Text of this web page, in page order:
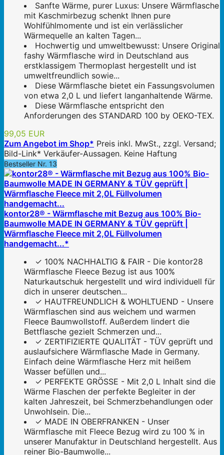
Sanfte Wärme, purer Luxus: Unsere Wärmflasche
mit Kaschmirbezug schenkt Ihnen pure
Wohlfühlmomente und ist ein verlässlicher
Wärmequelle an kalten Tagen...
Hochwertig und umweltbewusst: Unsere Original
fashy Wärmflasche wird in Deutschland aus
erstklassigem Thermoplast hergestellt und ist
umweltfreundlich sowie...
Diese Wärmflasche bietet ein Fassungsvolumen
von etwa 2,0 L und liefert langanhaltende Wärme.
Diese Wärmflasche entspricht den
Anforderungen des STANDARD 100 by OEKO-TEX.
99,05 EUR
Zum Angebot im Shop* Preis inkl. MwSt., zzgl. Versand;
Bild-Link* Verkäufer-Aussagen. Keine Haftung
Bestseller Nr. 13
kontor28® - Wärmflasche mit Bezug aus 100% Bio-
Baumwolle MADE IN GERMANY & TÜV geprüft |
Wärmflasche Fleece mit 2,0L Füllvolumen
handgemacht...*
✓ 100% NACHHALTIG & FAIR - Die kontor28
Wärmflasche Fleece Bezug ist aus 100%
Naturkautschuk hergestellt und wird individuell für
dich in unserer deutschen...
✓ HAUTFREUNDLICH & WOHLTUEND - Unsere
Wärmflaschen sind aus weichem und warmen
Fleece Baumwollstoff. Außerdem lindert die
Bettflasche gezielt Schmerzen und...
✓ ZERTIFIZIERTE QUALITÄT - TÜV geprüft und
auslaufsichere Wärmflasche Made in Germany.
Einfach deine Wärmflasche Herz mit heißem
Wasser befüllen und...
✓ PERFEKTE GRÖSSE - Mit 2,0 L Inhalt sind die
Wärme Flaschen der perfekte Begleiter in der
kalten Jahreszeit, bei Schmerzbehandlungen oder
Unwohlsein. Die...
✓ MADE IN OBERFRANKEN - Unser
Wärmflasche mit Fleece Bezug wird zu 100 % in
unserer Manufaktur in Deutschland hergestellt. Aus
reiner Bio-Baumwolle...